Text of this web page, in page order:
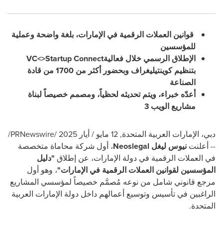
قوانين العملات الرقمية في الإمارات، بلغة واضحة وعملية
للمؤسسين
الإطلاق الرسمي خلال فعاليةVC<>Startup Connect
بتنظيم كوينتيليغراف وبحضور أكثر من 1700 من قادة
الصناعة
أعدّه خبراء، ويتم تحديثه لحظياً، ومصمم خصيصاً لبناة
مشاريع الويب 3
دبي، الإمارات العربية المتحدة, 12 مايو / أيار 2025
/PRNewswire/
--أعلنت نيوس ليغل Neoslegal، أول شركة محاماة متخصصة
في العملات الرقمية في دولة الإمارات، عن إطلاق "دليل
المؤسسين لقوانين العملات الرقمية في الإمارات"، وهو أول
مرجع قانوني شامل من نوعه مُصمَّم خصيصاً لمؤسسي المشاريع
الراغبين في تأسيس وتوسيع أعمالهم داخل دولة الإمارات العربية
المتحدة.